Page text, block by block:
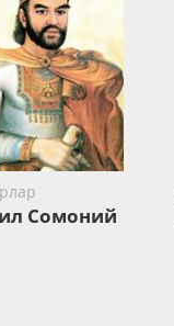
Сомоний